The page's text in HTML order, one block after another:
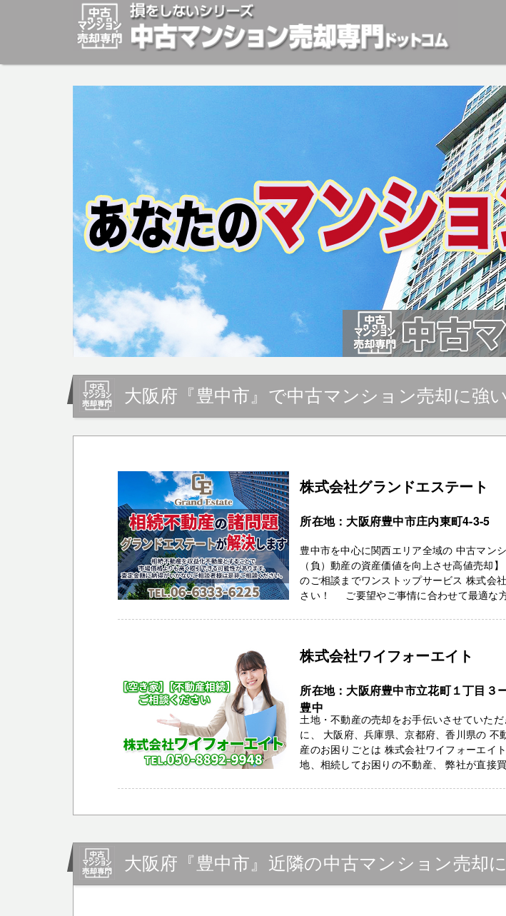
マンションの「売却」は「個人」の方々が、「買取」は不動産や開発等の「業者」が物件を買います。一
安めの売却金額と言われています。マンションの売却をご検討中の方はお気軽にご相談ください。マン
大阪府『豊中市』で中古マンション売却に強
株式会社グランドエステート
所在地：大阪府豊中市庄内東町4-3-5
豊中市を中心に関西エリア全域の 中古マン
（負）動産の資産価値を向上させ高値売却
のご相談までワンストップサービス 株式会
さい！ ご要望やご事情に合わせて最適な
株式会社ワイフォーエイト
所在地：大阪府豊中市立花町１丁目３
豊中
土地・不動産の売却をお手伝いさせていた
に、 大阪府、兵庫県、京都府、香川県の 不
産のお困りごとは 株式会社ワイフォーエイ
地、相続してお困りの不動産、 弊社が直接
大阪府『豊中市』近隣の中古マンション売却